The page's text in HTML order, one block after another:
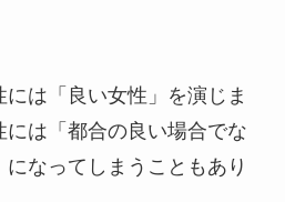
は「良い女性」を演じま
は「都合の良い場合でな
なってしまうこともあり